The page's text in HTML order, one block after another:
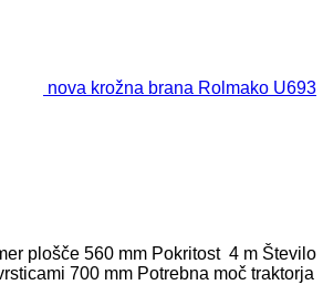
nova krožna brana Rolmako U693
plošče 560 mm Pokritost 4 m Število
700 mm Potrebna moč traktorja